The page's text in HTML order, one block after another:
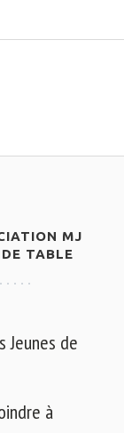
MJ
TABLE
Jeunes de
à